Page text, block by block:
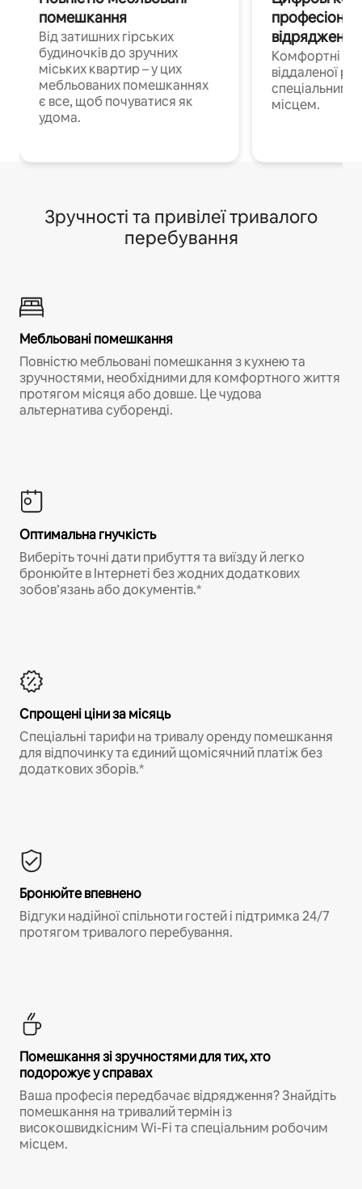
помешкання
Від затишних гірських
будиночків до зручних
міських квартир – у цих
мебльованих помешканнях
є все, щоб почуватися як
удома.
Комфортні
віддаленої
спеціальним
місцем.
Зручності та привілеї тривалого
перебування
Мебльовані помешкання
Повністю мебльовані помешкання з кухнею та
зручностями, необхідними для комфортного життя
протягом місяця або довше. Це чудова
альтернатива суборенді.
Оптимальна гнучкість
Виберіть точні дати прибуття та виїзду й легко
бронюйте в Інтернеті без жодних додаткових
зобов’язань або документів.*
Спрощені ціни за місяць
Спеціальні тарифи на тривалу оренду помешкання
для відпочинку та єдиний щомісячний платіж без
додаткових зборів.*
Бронюйте впевнено
Відгуки надійної спільноти гостей і підтримка 24/7
протягом тривалого перебування.
Помешкання зі зручностями для тих, хто
подорожує у справах
Ваша професія передбачає відрядження? Знайдіть
помешкання на тривалий термін із
високошвидкісним Wi-Fi та спеціальним робочим
місцем.